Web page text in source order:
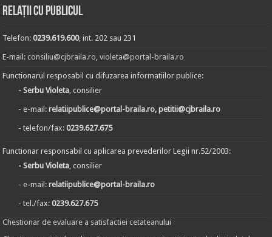
Relații cu publicul
Telefon:0239.619.600, int. 202 sau 231
E-mail:consiliu@cjbraila.ro,violeta@portal-braila.ro
Functionarul resposabil cu difuzarea informatiilor publice:
- Serbu Violeta, consilier
- e-mail:relatiipublice@portal-braila.ro, petitii@cjbraila.ro
- telefon/fax:0239.627.675
Functionar responsabil cu aplicarea prevederilor Legii nr.52/2003:
- Serbu Violeta, consilier
- e-mail:relatiipublice@portal-braila.ro
- tel./fax:0239.627.675
Chestionar de evaluare a satisfactiei cetateanului